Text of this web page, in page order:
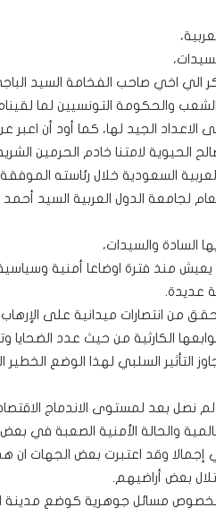
الي اخي صاحب الفخامة السيد
والحكومة التونسيين لما
الجيد لها، كما أود أن اعبر عن
الحيوية لامتنا خادم الحرمين
خلال رئاسته الموفقة للدورة ٢٩ للقمة
لجامعة الدول العربية السيد
السادة والسيدات،
يعيش منذ فترة اوضاعا أمنية
عديدة.
انتصارات ميدانية على الإرهاب
الكارثية من حيث عدد الضحايا
التأثير السلبي لهذا الوضع
نصل بعد لمستوى الاندماج
والحالة الأمنية الصعبة في
إجمالا وقد اعتبرت بعض الجهات ان
بعض أراضيهم.
بخصوص مسائل جوهرية كوضع مدينة